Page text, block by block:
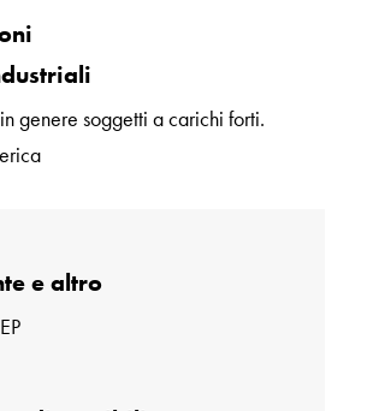
genere soggetti a carichi forti.
e altro